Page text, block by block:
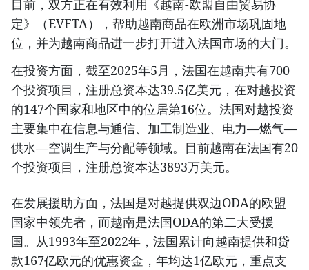
目前，双方正在有效利用《越南-欧盟自由贸易协
定》（EVFTA），帮助越南商品在欧洲市场巩固地
位，并为越南商品进一步打开进入法国市场的大门。
在投资方面，截至2025年5月，法国在越南共有700
个投资项目，注册总资本达39.5亿美元，在对越投资
的147个国家和地区中的位居第16位。法国对越投资
主要集中在信息与通信、加工制造业、电力—燃气—
供水—空调生产与分配等领域。目前越南在法国有20
个投资项目，注册总资本达3893万美元。
在发展援助方面，法国是对越提供双边ODA的欧盟
国家中领先者，而越南是法国ODA的第二大受援
国。从1993年至2022年，法国累计向越南提供和贷
款167亿欧元的优惠资金，年均达1亿欧元，重点支